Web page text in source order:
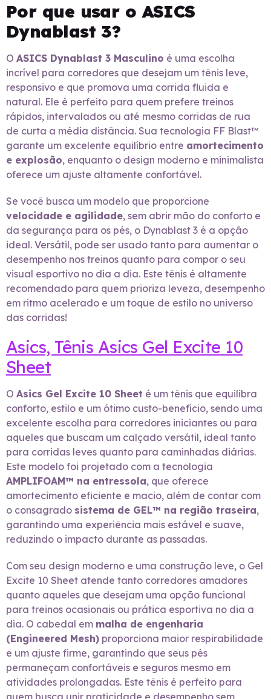
Por que usar o ASICS
Dynablast 3?
O ASICS Dynablast 3 Masculino é uma escolha
incrível para corredores que desejam um tênis leve,
responsivo e que promova uma corrida fluida e
natural. Ele é perfeito para quem prefere treinos
rápidos, intervalados ou até mesmo corridas de rua
de curta a média distância. Sua tecnologia FF Blast™
garante um excelente equilíbrio entre amortecimento
e explosão, enquanto o design moderno e minimalista
oferece um ajuste altamente confortável.
Se você busca um modelo que proporcione
velocidade e agilidade, sem abrir mão do conforto e
da segurança para os pés, o Dynablast 3 é a opção
ideal. Versátil, pode ser usado tanto para aumentar o
desempenho nos treinos quanto para compor o seu
visual esportivo no dia a dia. Este tênis é altamente
recomendado para quem prioriza leveza, desempenho
em ritmo acelerado e um toque de estilo no universo
das corridas!
Asics, Tênis Asics Gel Excite 10
Sheet
O Asics Gel Excite 10 Sheet é um tênis que equilibra
conforto, estilo e um ótimo custo-benefício, sendo uma
excelente escolha para corredores iniciantes ou para
aqueles que buscam um calçado versátil, ideal tanto
para corridas leves quanto para caminhadas diárias.
Este modelo foi projetado com a tecnologia
AMPLIFOAM™ na entressola, que oferece
amortecimento eficiente e macio, além de contar com
o consagrado sistema de GEL™ na região traseira,
garantindo uma experiência mais estável e suave,
reduzindo o impacto durante as passadas.
Com seu design moderno e uma construção leve, o Gel
Excite 10 Sheet atende tanto corredores amadores
quanto aqueles que desejam uma opção funcional
para treinos ocasionais ou prática esportiva no dia a
dia. O cabedal em malha de engenharia
(Engineered Mesh) proporciona maior respirabilidade
e um ajuste firme, garantindo que seus pés
permaneçam confortáveis e seguros mesmo em
atividades prolongadas. Este tênis é perfeito para